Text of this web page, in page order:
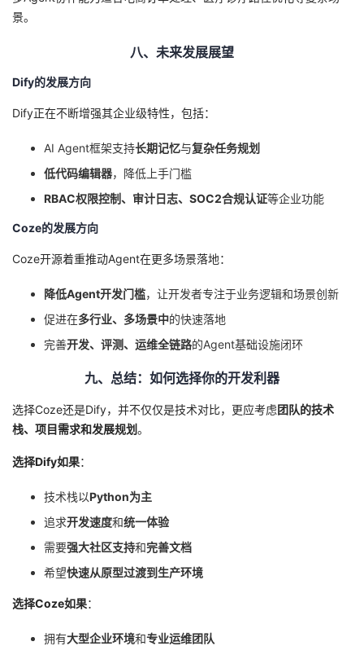
景。
八、未来发展展望
Dify的发展方向
Dify正在不断增强其企业级特性，包括：
AI Agent框架支持长期记忆与复杂任务规划
低代码编辑器，降低上手门槛
RBAC权限控制、审计日志、SOC2合规认证等企业功能
Coze的发展方向
Coze开源着重推动Agent在更多场景落地：
降低Agent开发门槛，让开发者专注于业务逻辑和场景创新
促进在多行业、多场景中的快速落地
完善开发、评测、运维全链路的Agent基础设施闭环
九、总结：如何选择你的开发利器
选择Coze还是Dify，并不仅仅是技术对比，更应考虑团队的技术
栈、项目需求和发展规划。
选择Dify如果：
技术栈以Python为主
追求开发速度和统一体验
需要强大社区支持和完善文档
希望快速从原型过渡到生产环境
选择Coze如果：
拥有大型企业环境和专业运维团队